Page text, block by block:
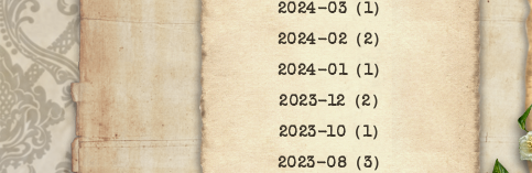
2024-03（1）
2024-02（2）
2024-01（1）
2023-12（2）
2023-10（1）
2023-08（3）